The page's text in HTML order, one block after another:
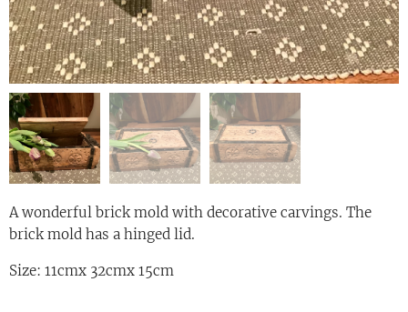
A wonderful brick mold with decorative carvings. The
brick mold has a hinged lid.
Size: 11cmx 32cmx 15cm